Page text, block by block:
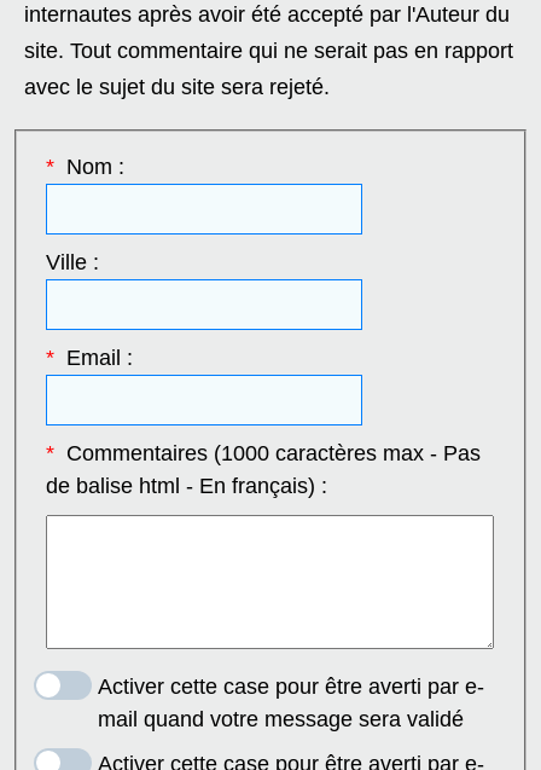
internautes après avoir été accepté par l'Auteur du
site. Tout commentaire qui ne serait pas en rapport
avec le sujet du site sera rejeté.
*Nom :
Ville :
*Email :
*Commentaires (1000 caractères max - Pas
de balise html - En français) :
Activer cette case pour être averti par e-
mail quand votre message sera validé
Activer cette case pour être averti par e-